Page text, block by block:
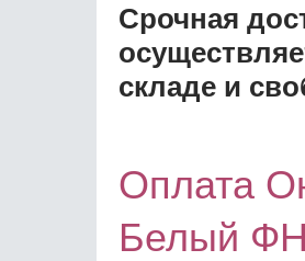
Срочная
складе и
Оплата
Белый